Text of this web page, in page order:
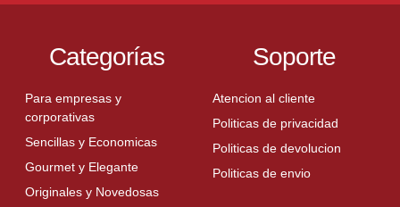
Categorías
Para empresas y
corporativas
Sencillas y Economicas
Gourmet y Elegante
Originales y Novedosas
Soporte
Atencion al cliente
Politicas de privacidad
Politicas de devolucion
Politicas de envio